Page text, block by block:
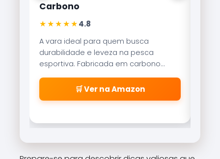
Carbono
★★★★★4.8
A vara ideal para quem busca
durabilidade e leveza na pesca
esportiva. Fabricada em carbono
aeroglass, oferece sensibilidade
incrível para fisgadas precisas.
🛒 Ver na Amazon